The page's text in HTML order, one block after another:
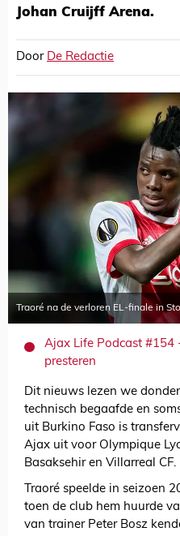
Johan Cruijff Arena.
Door De Redactie
Traoré na de verloren EL-finale in
Ajax Life Podcast #154
presteren
Dit nieuws lezen we
technisch begaafde en
uit Burkino Faso is
Ajax uit voor Olympique
Basaksehir en Villarreal CF.
Traoré speelde in seizoen
toen de club hem huurde
van trainer Peter Bosz